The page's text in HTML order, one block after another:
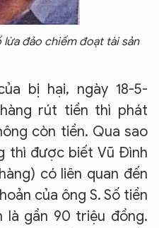
đảo chiếm đoạt tài sản
bị hại, ngày 18-5-
rút tiền thì phát
còn tiền. Qua sao
thì được biết Vũ Đình
có liên quan đến
của ông S. Số tiền
là gần 90 triệu đồng.